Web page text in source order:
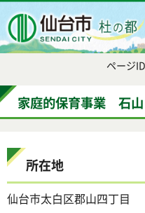
ページ
家庭的保育事業 石
所在地
仙台市太白区郡山四丁目